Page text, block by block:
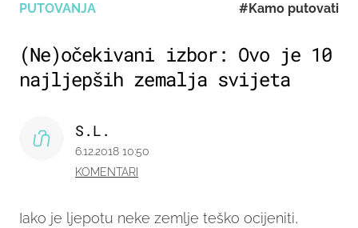
PUTOVANJA #Kamo putovati
(Ne)očekivani izbor: Ovo je 10
najljepših zemalja svijeta
Iako je ljepotu neke zemlje teško ocijeniti,
S.L.
6.12.2018 10:50
KOMENTARI